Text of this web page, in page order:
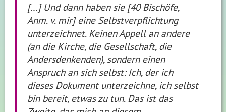
[…] Und dann haben sie [40 Bischöfe,
Anm. v. mir] eine Selbstverpflichtung
unterzeichnet. Keinen Appell an andere
(an die Kirche, die Gesellschaft, die
Andersdenkenden), sondern einen
Anspruch an sich selbst: Ich, der ich
dieses Dokument unterzeichne, ich selbst
bin bereit, etwas zu tun. Das ist das